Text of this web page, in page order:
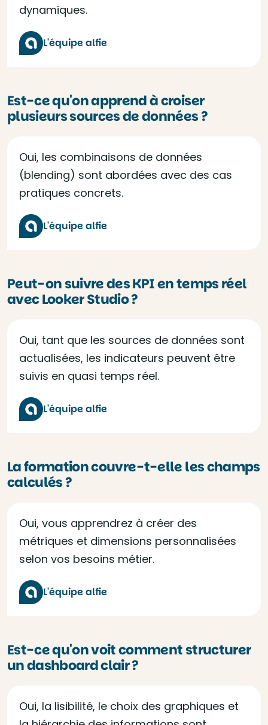
dynamiques.
L'équipe alfie
Est-ce qu'on apprend à croiser
plusieurs sources de données ?
Oui, les combinaisons de données
(blending) sont abordées avec des cas
pratiques concrets.
L'équipe alfie
Peut-on suivre des KPI en temps réel
avec Looker Studio ?
Oui, tant que les sources de données sont
actualisées, les indicateurs peuvent être
suivis en quasi temps réel.
L'équipe alfie
La formation couvre-t-elle les champs
calculés ?
Oui, vous apprendrez à créer des
métriques et dimensions personnalisées
selon vos besoins métier.
L'équipe alfie
Est-ce qu'on voit comment structurer
un dashboard clair ?
Oui, la lisibilité, le choix des graphiques et